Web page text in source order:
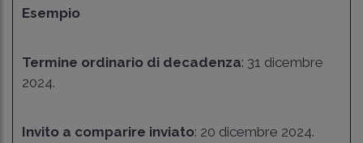
Esempio
Termine ordinario di decadenza: 31 dicembre
2024.
Invito a comparire inviato: 20 dicembre 2024.